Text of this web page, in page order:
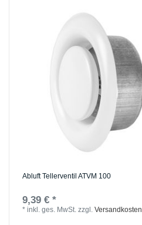
Abluft Tellerventil ATVM 100
9,39 € *
*inkl. ges. MwSt. zzgl.Versandkosten